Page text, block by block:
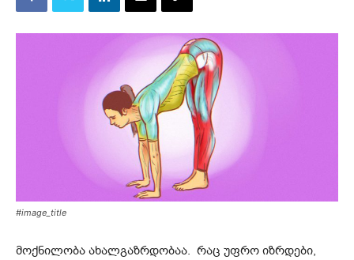
#image_title
მოქნილობა ახალგაზრდობაა. რაც უფრო იზრდები,